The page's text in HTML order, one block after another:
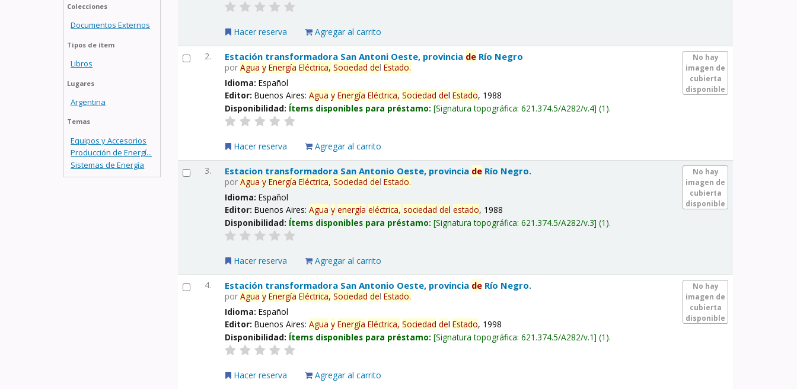
Colecciones
Documentos Externos
Tipos de ítem
Libros
Lugares
Argentina
Temas
Equipos y Accesorios
Producción de Energí...
Sistemas de Energía
Hacer reserva Agregar al carrito
2.
No hay
imagen de
cubierta
disponible
Estación transformadora San Antoni Oeste, provincia de Río Negro
porAgua y Energía Eléctrica, Sociedad delEstado.
Idioma:Español
Editor:Buenos Aires:Agua y Energía Eléctrica, Sociedad delEstado, 1988
Disponibilidad: Ítems disponibles para préstamo: Signatura topográfica:621.374.5/A282/v.4 (1).
Hacer reserva Agregar al carrito
3.
No hay
imagen de
cubierta
disponible
Estacion transformadora San Antonio Oeste, provincia de Río Negro.
porAgua y Energía Eléctrica, Sociedad delEstado.
Idioma:Español
Editor:Buenos Aires:Agua y energía eléctrica, sociedad delestado, 1988
Disponibilidad: Ítems disponibles para préstamo: Signatura topográfica:621.374.5/A282/v.3 (1).
Hacer reserva Agregar al carrito
4.
No hay
imagen de
cubierta
disponible
Estación transformadora San Antonio Oeste, provincia de Río Negro.
porAgua y Energía Eléctrica, Sociedad delEstado.
Idioma:Español
Editor:Buenos Aires:Agua y Energía Eléctrica, Sociedad delEstado, 1998
Disponibilidad: Ítems disponibles para préstamo: Signatura topográfica:621.374.5/A282/v.1 (1).
Hacer reserva Agregar al carrito